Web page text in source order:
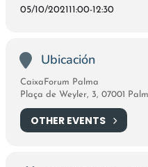
05/10/202111:00-12:30
Ubicación
CaixaForum Palma
Plaça de Weyler, 3, 07001
OTHER EVENTS